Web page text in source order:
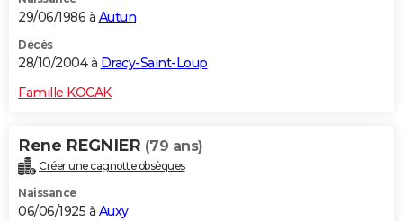
29/06/1986 à Autun
Décès
28/10/2004 à Dracy-Saint-Loup
Famille KOCAK
Rene REGNIER (79 ans)
Créer une cagnotte obsèques
Naissance
06/06/1925 à Auxy